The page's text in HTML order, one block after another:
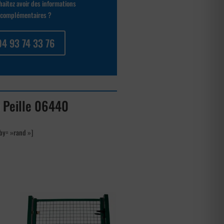
avoir des informations
complémentaires ?
93 74 33 76
Peille 06440
»rand »]